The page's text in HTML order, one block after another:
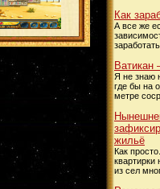
Как
А все же
Я не знаю
где бы на
метре
жильё
Как
квартирки
из сел